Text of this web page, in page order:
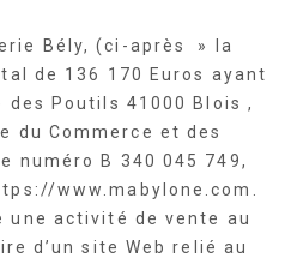
Bély, (ci-après » la
de 136 170 Euros ayant
Poutils 41000 Blois ,
du Commerce et des
numéro B 340 045 749,
www.mabylone.com.
une activité de vente au
d’un site Web relié au